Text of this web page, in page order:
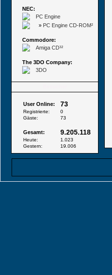
NEC:
PC Engine
» PC Engine CD-ROM²
Commodore:
Amiga CD³²
The 3DO Company:
3DO
User Online: 73
Registrierte:
0
Gäste:
73
Gesamt: 9.205.118
Heute:
1.023
Gestern:
19.006